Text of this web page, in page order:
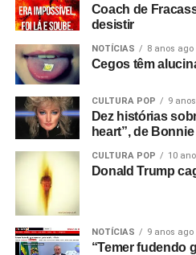
Coach de
desistir
NOTÍCIAS 8 anos ago
Cegos têm
CULTURA POP 9
Dez histórias
heart”, de
CULTURA POP 10
Donald Trump
NOTÍCIAS 9 anos ago
“Temer fudendo